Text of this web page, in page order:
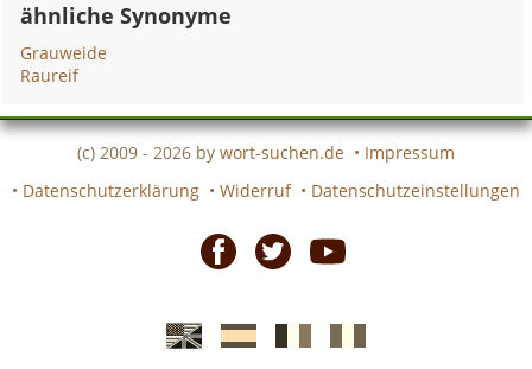
ähnliche Synonyme
Grauweide
Raureif
(c) 2009 - 2026 by wort-suchen.de • Impressum
• Datenschutzerklärung • Widerruf • Datenschutzeinstellungen